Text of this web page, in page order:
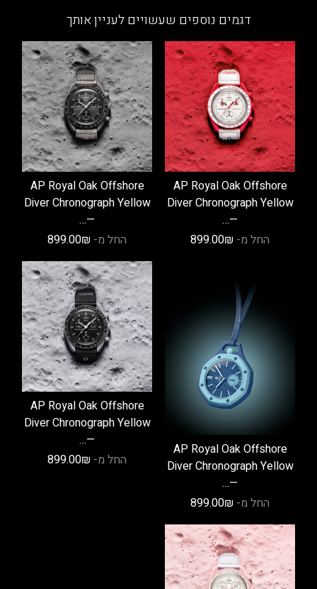
סוגים.
ניתן
לבחור
את
האפשרויות
בעמוד
המוצר
ניתן
לבחור
את
האפשרויות
בעמוד
המוצר
דגמים נוספים שעשויים לעניין אותך
AP Royal Oak Offshore
Diver Chronograph Yellow
—…
החל מ-
899.00₪
AP Royal Oak Offshore
Diver Chronograph Yellow
—…
החל מ-
899.00₪
AP Royal Oak Offshore
Diver Chronograph Yellow
—…
החל מ-
899.00₪
AP Royal Oak Offshore
Diver Chronograph Yellow
—…
החל מ-
899.00₪